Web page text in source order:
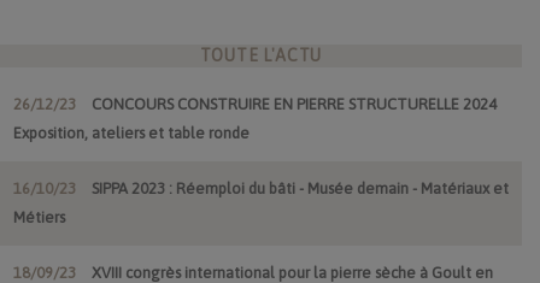
TOUTE L'ACTU
26/12/23
CONCOURS CONSTRUIRE EN PIERRE STRUCTURELLE 2024
Exposition, ateliers et table ronde
16/10/23
SIPPA 2023 : Réemploi du bâti - Musée demain - Matériaux et
Métiers
18/09/23
XVIII congrès international pour la pierre sèche à Goult en